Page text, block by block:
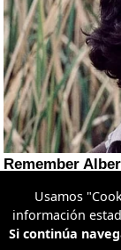
Usamos
información
Si continúa